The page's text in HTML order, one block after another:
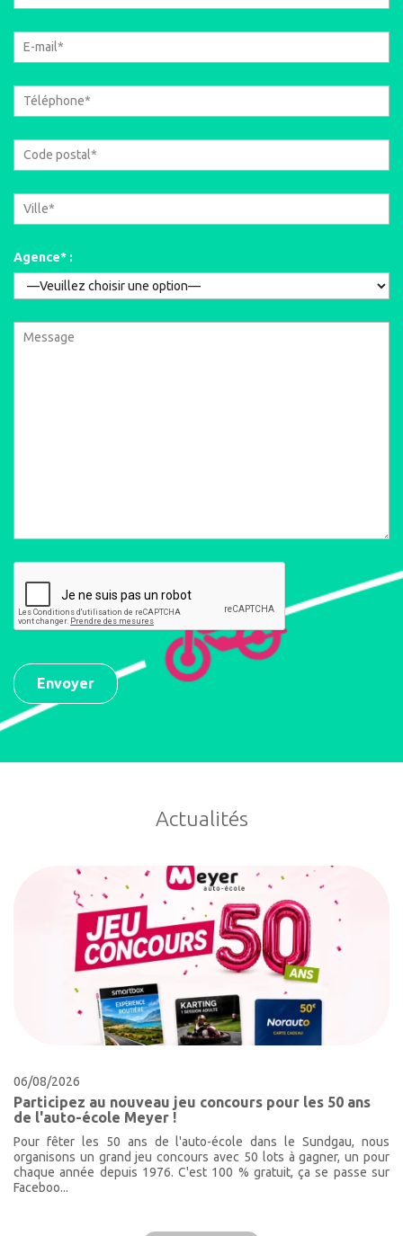
Agence* :
Actualités
06/08/2026
Participez au nouveau jeu concours pour les 50 ans
de l'auto-école Meyer !
Pour fêter les 50 ans de l'auto-école dans le Sundgau, nous
organisons un grand jeu concours avec 50 lots à gagner, un pour
chaque année depuis 1976. C'est 100 % gratuit, ça se passe sur
Faceboo...